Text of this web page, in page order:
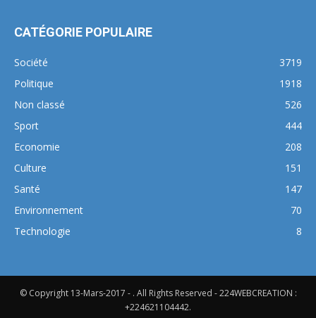
CATÉGORIE POPULAIRE
Société
3719
Politique
1918
Non classé
526
Sport
444
Economie
208
Culture
151
Santé
147
Environnement
70
Technologie
8
© Copyright 13-Mars-2017 - . All Rights Reserved - 224WEBCREATION :
+224621104442.